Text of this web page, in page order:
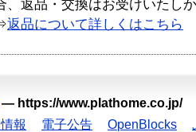
、返品・交換はお受けいたし
返品について詳しくはこちら
— https://www.plathome.co.jp/
報 電子公告 OpenBlocks